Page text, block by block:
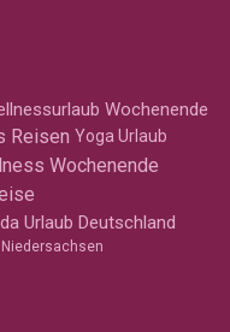
Wochenende
Reisen Yoga Urlaub
Wochenende
Urlaub Deutschland